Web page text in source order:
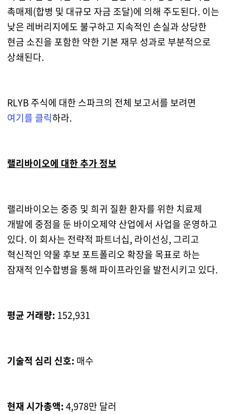
촉매제(합병 및 대규모 자금 조달)에 의해 주도된다. 이는
낮은 레버리지에도 불구하고 지속적인 손실과 상당한
현금 소진을 포함한 약한 기본 재무 성과로 부분적으로
상쇄된다.
RLYB 주식에 대한 스파크의 전체 보고서를 보려면
여기를 클릭하라.
랠리바이오에 대한 추가 정보
랠리바이오는 중증 및 희귀 질환 환자를 위한 치료제
개발에 중점을 둔 바이오제약 산업에서 사업을 운영하고
있다. 이 회사는 전략적 파트너십, 라이선싱, 그리고
혁신적인 약물 후보 포트폴리오 확장을 목표로 하는
잠재적 인수합병을 통해 파이프라인을 발전시키고 있다.
평균 거래량: 152,931
기술적 심리 신호: 매수
현재 시가총액:4,978만 달러